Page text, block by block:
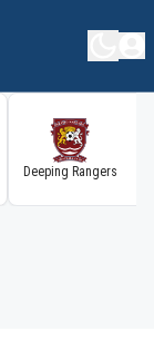
Deeping Rangers